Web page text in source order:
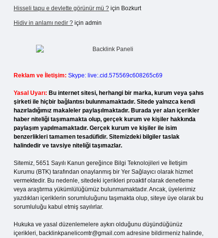
Hisseli tapu e devlette görünür mü ? için Bozkurt
Hidiv in anlamı nedir ? için admin
Reklam ve İletişim: Skype: live:.cid.575569c608265c69
Yasal Uyarı: Bu internet sitesi, herhangi bir marka, kurum veya şahıs
şirketi ile hiçbir bağlantısı bulunmamaktadır. Sitede yalnızca kendi
hazırladığımız makaleler paylaşılmaktadır. Burada yer alan içerikler
haber niteliği taşımamakta olup, gerçek kurum ve kişiler hakkında
paylaşım yapılmamaktadır. Gerçek kurum ve kişiler ile isim
benzerlikleri tamamen tesadüfidir. Sitemizdeki bilgiler taslak
halindedir ve tavsiye niteliği taşımazlar.
Sitemiz, 5651 Sayılı Kanun gereğince Bilgi Teknolojileri ve İletişim
Kurumu (BTK) tarafından onaylanmış bir Yer Sağlayıcı olarak hizmet
vermektedir. Bu nedenle, sitedeki içerikleri proaktif olarak denetleme
veya araştırma yükümlülüğümüz bulunmamaktadır. Ancak, üyelerimiz
yazdıkları içeriklerin sorumluluğunu taşımakta olup, siteye üye olarak bu
sorumluluğu kabul etmiş sayılırlar.
Hukuka ve yasal düzenlemelere aykırı olduğunu düşündüğünüz
içerikleri, backlinkpanelicomtr@gmail.com adresine bildirmeniz halinde,